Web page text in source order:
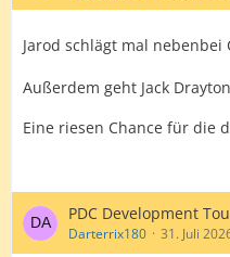
Jarod schlägt mal nebenbei
Außerdem geht Jack
Eine riesen Chance für die
PDC Development
Darterrix180 31. Juli